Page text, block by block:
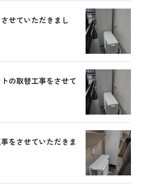
せていただきまし
の取替工事をさせて
をさせていただきま